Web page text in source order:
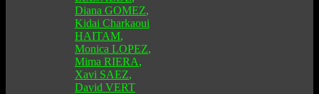
Diana GOMEZ,
Kidai Charkaoui
HAITAM,
Monica LOPEZ,
Mima RIERA,
Xavi SAEZ,
David VERT